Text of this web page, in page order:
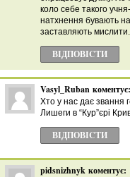
коло себе такого
натхнення бувають
заставляють
ВІДПОВІCТИ
Vasyl_Ruban коментує:
Хто у нас дає звання
Лишеги в “Кур”єрі
ВІДПОВІCТИ
pidsnizhnyk коментує: